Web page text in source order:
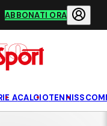
ABBONATI ORA
ACALCIOTENNIS